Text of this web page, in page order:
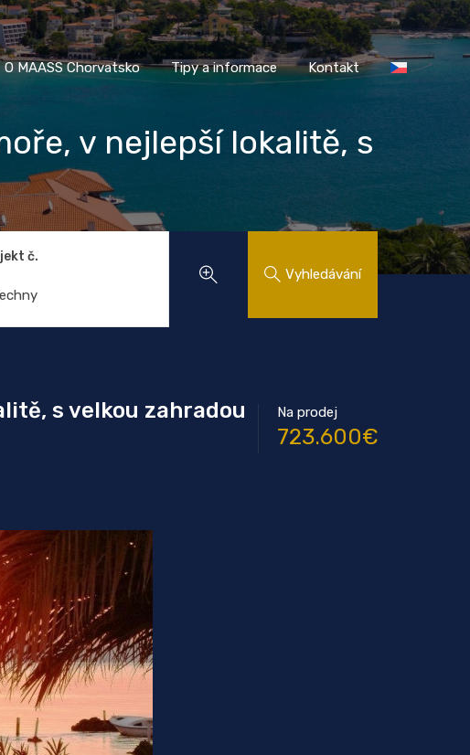
O MAASS Chorvatsko Tipy a informace Kontakt
O MAASS Chorvatsko Tipy a informace Kontakt
v nejlepší lokalitě, s
č.
Vyhledávání
s velkou zahradou
Na prodej
723.600€